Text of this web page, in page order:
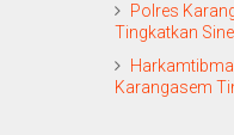
Polres
Tingkatkan
Karangasem